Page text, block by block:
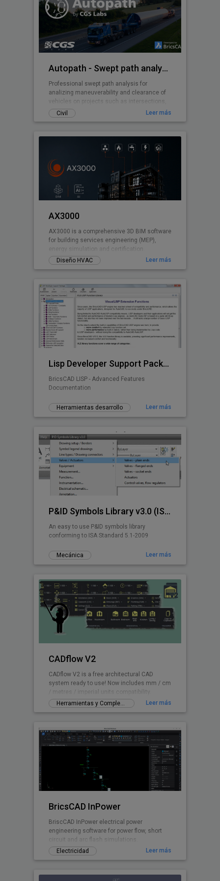
del terreno e incluso rotular cada una de las
partes o parcelas obtenidas. Divide el terreno
en tantas partes como quiera de una sola
vez.
Autopath - Swept path analysis
Professional swept path analysis for
analizing maneuverability and clearance of
vehicles on projects such as intersections,
roundabouts, parking lots, ...
Civil Leer más
AX3000
AX3000 is a comprehensive 3D BIM software
for building services engineering (MEP),
energy simulation and certification.
Diseño HVAC
Leer más
Lisp Developer Support Package (LDSP)
BricsCAD LISP - Advanced Features
Documentation
Herramientas desarrollo Leer más
P&ID Symbols Library v3.0 (ISA 5.1-2009)
An easy to use P&ID symbols library
conforming to ISA Standard 5.1-2009
Mecánica Leer más
CADflow V2
CADflow V2 is a free architectural CAD
system ready to use! Now includes mm / cm
/ metres / imperial units compatibility.
Herramientas y Complementos gratuitos
Leer más
BricsCAD InPower
BriscCAD InPower electrical power
engineering software for power flow, short
circuit and arc flash simulations.
Electricidad
Leer más